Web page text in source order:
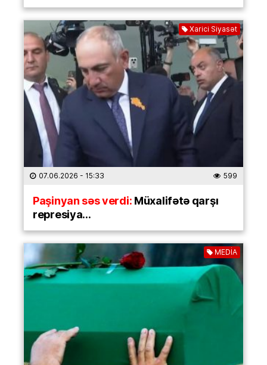
Xarici Siyasət
07.06.2026 - 15:33 599
Paşinyan səs verdi:Müxalifətə qarşı
represiya…
MEDİA